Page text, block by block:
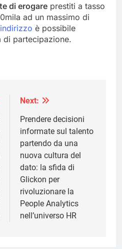
di erogare prestiti a tasso
ad un massimo di
è possibile
di partecipazione.
Next:
Prendere decisioni
informate sul talento
partendo da una
nuova cultura del
dato: la sfida di
Glickon per
rivoluzionare la
People Analytics
nell’universo HR